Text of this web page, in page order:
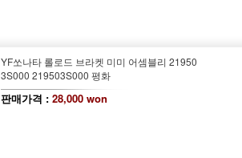
YF쏘나타 롤로드 브라켓 미미 어셈블리 21950
3S000 219503S000 평화
판매가격 : 28,000 won